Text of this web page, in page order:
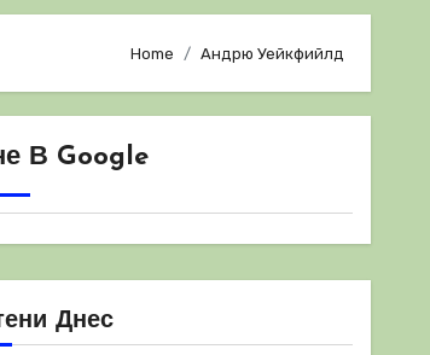
Home Андрю Уейкфийлд
В Google
Днес